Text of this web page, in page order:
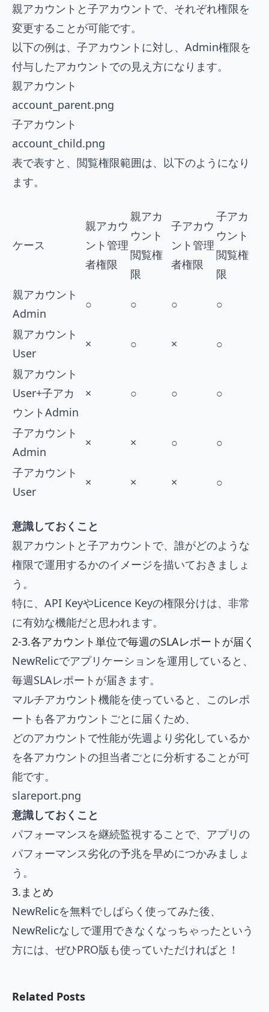
親アカウントと子アカウントで、それぞれ権限を
変更することが可能です。
以下の例は、子アカウントに対し、Admin権限を
付与したアカウントでの見え方になります。
親アカウント
account_parent.png
子アカウント
account_child.png
表で表すと、閲覧権限範囲は、以下のようになり
ます。
ケース
親アカウ
ント管理
者権限
親アカ
ウント
閲覧権
限
子アカウ
ント管理
者権限
子アカ
ウント
閲覧権
限
親アカウント
Admin
○ ○ ○ ○
親アカウント
User
× ○ × ○
親アカウント
User+子アカ
ウントAdmin
× ○ ○ ○
子アカウント
Admin
× × ○ ○
子アカウント
User
× × × ○
意識しておくこと
親アカウントと子アカウントで、誰がどのような
権限で運用するかのイメージを描いておきましょ
う。
特に、API KeyやLicence Keyの権限分けは、非常
に有効な機能だと思われます。
2-3.各アカウント単位で毎週のSLAレポートが届く
NewRelicでアプリケーションを運用していると、
毎週SLAレポートが届きます。
マルチアカウント機能を使っていると、このレポ
ートも各アカウントごとに届くため、
どのアカウントで性能が先週より劣化しているか
を各アカウントの担当者ごとに分析することが可
能です。
slareport.png
意識しておくこと
パフォーマンスを継続監視することで、アプリの
パフォーマンス劣化の予兆を早めにつかみましょ
う。
3.まとめ
NewRelicを無料でしばらく使ってみた後、
NewRelicなしで運用できなくなっちゃったという
方には、ぜひPRO版も使っていただければと！
Related Posts